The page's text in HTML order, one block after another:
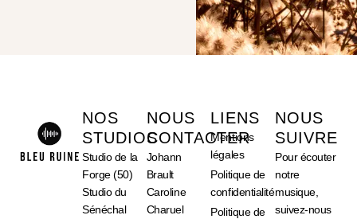
NOS
STUDIOS
Studio de la
Forge (50)
Studio du
Sénéchal
NOUS
CONTACTER
Johann
Brault
Caroline
Charuel
LIENS
Mentions
légales
Politique de
confidentialité
Politique de
NOUS
SUIVRE
Pour écouter
notre
musique,
suivez-nous